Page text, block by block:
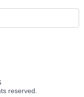
reserved.